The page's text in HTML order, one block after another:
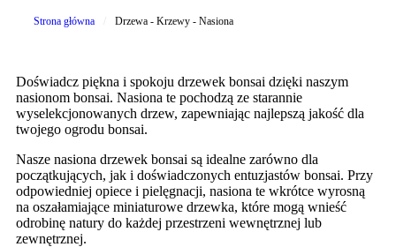
Strona główna Drzewa - Krzewy - Nasiona
Doświadcz piękna i spokoju drzewek bonsai dzięki naszym
nasionom bonsai. Nasiona te pochodzą ze starannie
wyselekcjonowanych drzew, zapewniając najlepszą jakość dla
twojego ogrodu bonsai.
Nasze nasiona drzewek bonsai są idealne zarówno dla
początkujących, jak i doświadczonych entuzjastów bonsai. Przy
odpowiedniej opiece i pielęgnacji, nasiona te wkrótce wyrosną
na oszałamiające miniaturowe drzewka, które mogą wnieść
odrobinę natury do każdej przestrzeni wewnętrznej lub
zewnętrznej.